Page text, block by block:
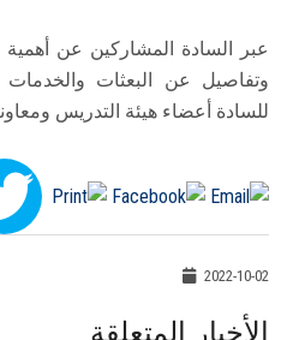
عبر السادة المشاركين عن
وتفاصيل عن البعثات والخدمات
للسادة أعضاء هيئة التدريس
2022-10-02
الأخبار المتعلقة